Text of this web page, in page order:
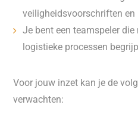
veiligheidsvoorschriften
Je bent een teamspeler
logistieke processen
Voor jouw inzet kan je de
verwachten: